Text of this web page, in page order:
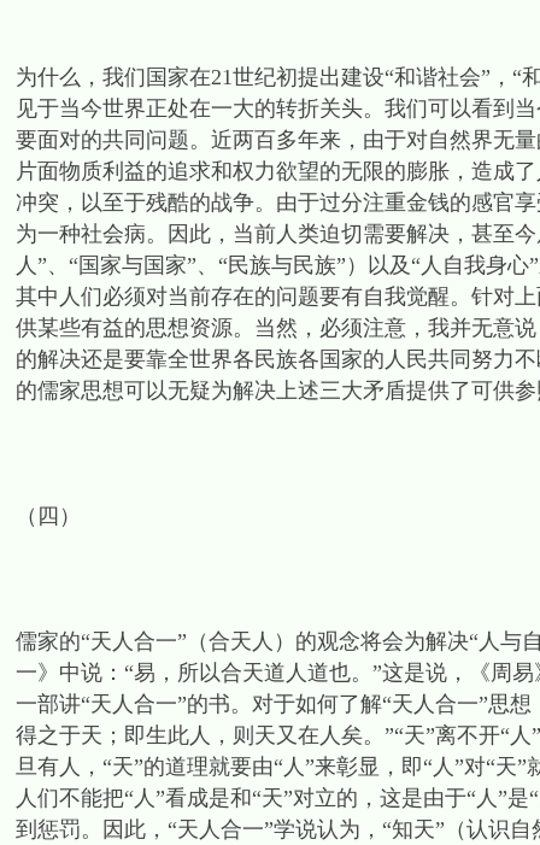
为什么，我们国家在21世纪初提出建设“和谐社会”，
见于当今世界正处在一大的转折关头。我们可以看到
要面对的共同问题。近两百多年来，由于对自然界无
片面物质利益的追求和权力欲望的无限的膨胀，造成
冲突，以至于残酷的战争。由于过分注重金钱的感官
为一种社会病。因此，当前人类迫切需要解决，甚至
人”、“国家与国家”、“民族与民族”）以及“人自我身
其中人们必须对当前存在的问题要有自我觉醒。针对
供某些有益的思想资源。当然，必须注意，我并无意
的解决还是要靠全世界各民族各国家的人民共同努力
的儒家思想可以无疑为解决上述三大矛盾提供了可供
（四）
儒家的“天人合一”（合天人）的观念将会为解决“人与
一》中说：“易，所以合天道人道也。”这是说，《周
一部讲“天人合一”的书。对于如何了解“天人合一”思
得之于天；即生此人，则天又在人矣。”“天”离不开“
旦有人，“天”的道理就要由“人”来彰显，即“人”对“天
人们不能把“人”看成是和“天”对立的，这是由于“人”
到惩罚。因此，“天人合一”学说认为，“知天”（认识